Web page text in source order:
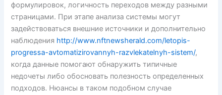
формулировок, логичность переходов между разными
страницами. При этапе анализа системы могут
задействоваться внешние источники и дополнительно
наблюдения http://www.nftnewsherald.com/letopis-
progressa-avtomatizirovannyh-razvlekatelnyh-sistem/,
когда данные помогают обнаружить типичные
недочеты либо обосновать полезность определенных
подходов. Нюансы в таком подобном случае